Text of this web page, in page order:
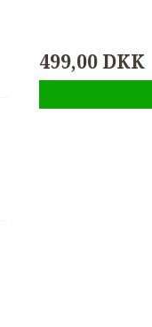
499,00 DKK